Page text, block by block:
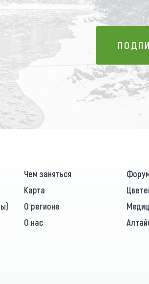
Чем заняться
Форум
Карта
О регионе
О нас